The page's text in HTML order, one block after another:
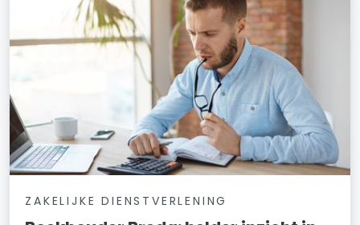
ZAKELIJKE DIENSTVERLENING